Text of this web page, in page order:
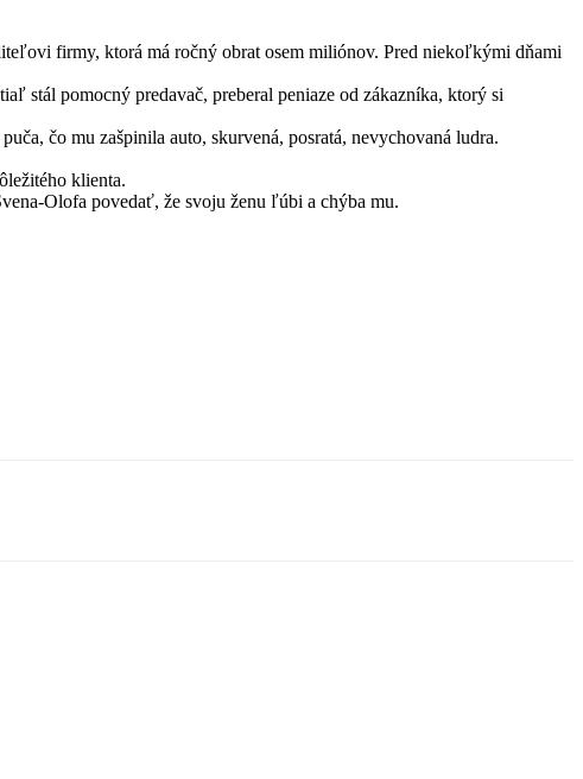
firmy, ktorá má ročný obrat osem miliónov. Pred niekoľkými dňami
stál pomocný predavač, preberal peniaze od zákazníka, ktorý si
čo mu zašpinila auto, skurvená, posratá, nevychovaná ludra.
klienta.
Olofa povedať, že svoju ženu ľúbi a chýba mu.